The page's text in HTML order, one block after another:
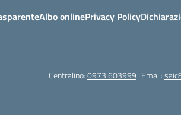
Albo onlinePrivacy Policy
Centralino:0973 603999 Email: